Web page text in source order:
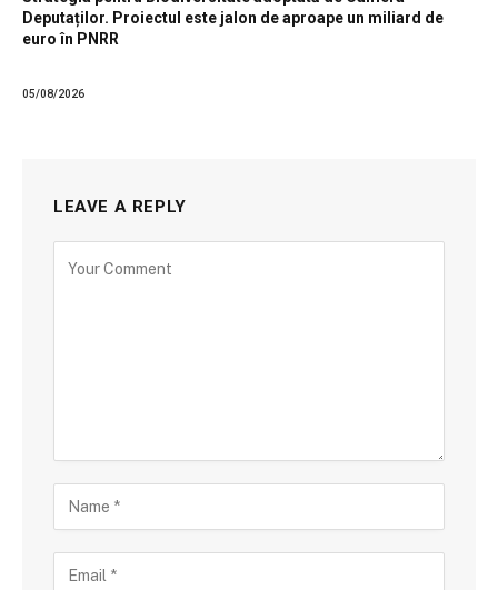
Deputaților. Proiectul este jalon de aproape un miliard de
euro în PNRR
05/08/2026
LEAVE A REPLY